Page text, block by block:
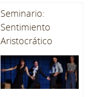
Seminario:
Sentimiento
Aristocrático